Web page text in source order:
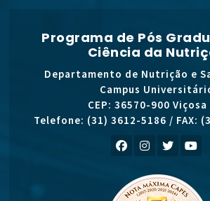
Programa de Pós
Ciência da
Departamento de Nutrição e
Campus
CEP: 36570-900 Viçosa
Telefone: (31) 3612-5186 / FAX: